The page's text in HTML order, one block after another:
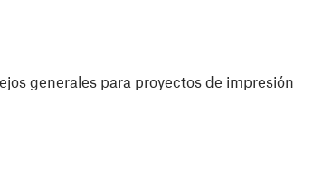
generales para proyectos de impresión